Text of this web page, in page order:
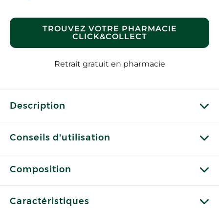
TROUVEZ VOTRE PHARMACIE
CLICK&COLLECT
Retrait gratuit en pharmacie
Description
Conseils d'utilisation
Composition
Caractéristiques